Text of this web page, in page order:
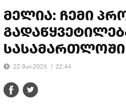
მელია: ჩემი
სასამართლოში
22 მაი 2025 22:44